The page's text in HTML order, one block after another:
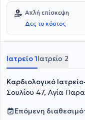
για τον ασθενή. Τα
Καρδιολογική Κλινική
εξειδίκευσή του το
όπου αποκόμισε
αντιμετωπίζει κάθε
φαίνεται. Έχει
Καρδιολογίας και
υπερηχοκαρδιογραφία.
Απλή επίσκεψη
Δες το κόστος
Ιατρείο 1Ιατρείο 2
Καρδιολογικό
Σουλίου 47, Αγία
Επόμενη